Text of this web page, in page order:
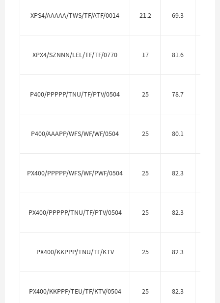
XPS4/AAAAA/TWS/TF/ATF/0014 21.2 69.3
XPX4/SZNNN/LEL/TF/TF/0770 17 81.6
P400/PPPPP/TNU/TF/PTV/0504 25 78.7
P400/AAAPP/WFS/WF/WF/0504 25 80.1
PX400/PPPPP/WFS/WF/PWF/0504 25 82.3
PX400/PPPPP/TNU/TF/PTV/0504 25 82.3
PX400/KKPPP/TNU/TF/KTV 25 82.3
PX400/KKPPP/TEU/TF/KTV/0504 25 82.3